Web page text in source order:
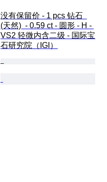
没有保留价 - 1 pcs 钻石
(天然)  - 0.59 ct - 圆形 - H -
VS2 轻微内含二级 - 国际宝
石研究院（IGI）